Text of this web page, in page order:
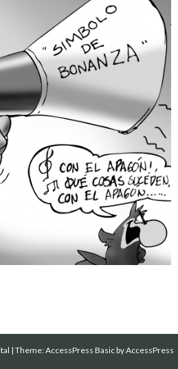
| Theme:AccessPress Basicby AccessPress